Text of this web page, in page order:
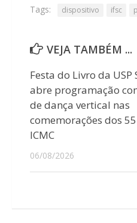
Tags: dispositivo ifsc
VEJA TAMBÉM ...
Festa do Livro da USP
abre programação
de dança vertical nas
comemorações dos
ICMC
06/08/2026